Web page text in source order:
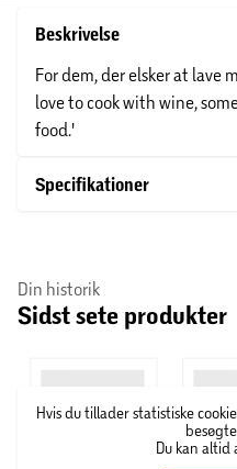
Beskrivelse
For dem, der elsker at lave
love to cook with wine,
food.'
Specifikationer
Din historik
Sidst sete produkter
Hvis du tillader statistiske
Du kan